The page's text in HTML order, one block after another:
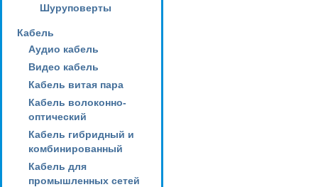
Шуруповерты
Кабель
Аудио кабель
Видео кабель
Кабель витая пара
Кабель волоконно-
оптический
Кабель гибридный и
комбинированный
Кабель для
промышленных сетей